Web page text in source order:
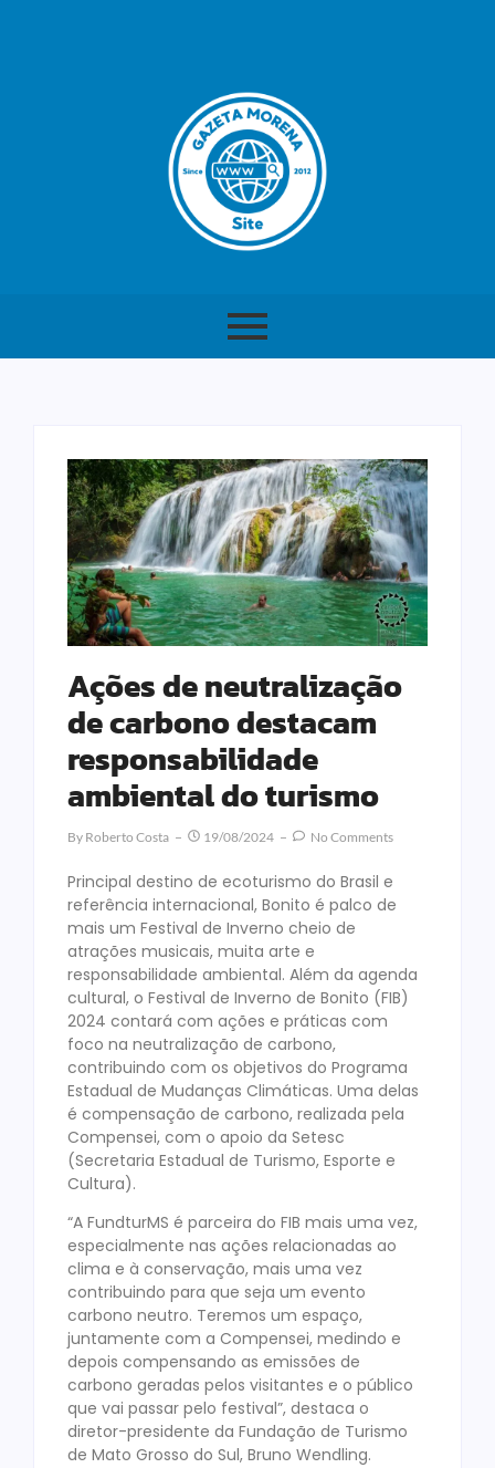
Ações de neutralização
de carbono destacam
responsabilidade
ambiental do turismo
By Roberto Costa 19/08/2024 No Comments
Principal destino de ecoturismo do Brasil e
referência internacional, Bonito é palco de
mais um Festival de Inverno cheio de
atrações musicais, muita arte e
responsabilidade ambiental. Além da agenda
cultural, o Festival de Inverno de Bonito (FIB)
2024 contará com ações e práticas com
foco na neutralização de carbono,
contribuindo com os objetivos do Programa
Estadual de Mudanças Climáticas. Uma delas
é compensação de carbono, realizada pela
Compensei, com o apoio da Setesc
(Secretaria Estadual de Turismo, Esporte e
Cultura).
“A FundturMS é parceira do FIB mais uma vez,
especialmente nas ações relacionadas ao
clima e à conservação, mais uma vez
contribuindo para que seja um evento
carbono neutro. Teremos um espaço,
juntamente com a Compensei, medindo e
depois compensando as emissões de
carbono geradas pelos visitantes e o público
que vai passar pelo festival”, destaca o
diretor-presidente da Fundação de Turismo
de Mato Grosso do Sul, Bruno Wendling.